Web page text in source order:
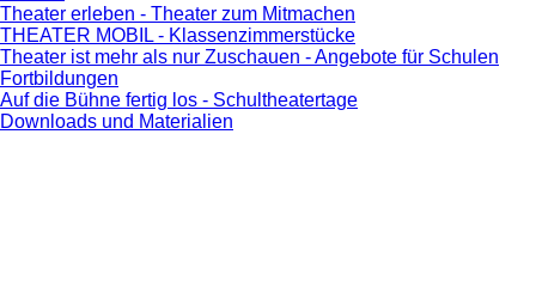
Theater erleben - Theater zum Mitmachen
THEATER MOBIL - Klassenzimmerstücke
Theater ist mehr als nur Zuschauen - Angebote für Schulen
Fortbildungen
Auf die Bühne fertig los - Schultheatertage
Downloads und Materialien